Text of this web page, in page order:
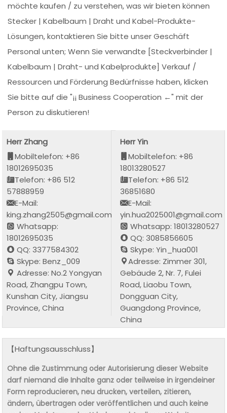
möchte kaufen / zu verstehen, was wir bieten können
Stecker | Kabelbaum | Draht und Kabel-Produkte-
Lösungen, kontaktieren Sie bitte unser Geschäft
Personal unten; Wenn Sie verwandte [Steckverbinder |
Kabelbaum | Draht- und Kabelprodukte] Verkauf /
Ressourcen und Förderung Bedürfnisse haben, klicken
Sie bitte auf die "¡¡ Business Cooperation ←" mit der
Person zu diskutieren!
Herr Zhang
Mobiltelefon: +86
18012695035
Telefon: +86 512
57888959
E-Mail:
king.zhang2505@gmail.com
Whatsapp:
18012695035
QQ: 3377584302
Skype: Benz_009
Adresse: No.2 Yongyan
Road, Zhangpu Town,
Kunshan City, Jiangsu
Province, China
Herr Yin
Mobiltelefon: +86
18013280527
Telefon: +86 512
36851680
E-Mail:
yin.hua2025001@gmail.com
Whatsapp: 18013280527
QQ: 3085856605
Skype: Yin_hua001
Adresse: Zimmer 301,
Gebäude 2, Nr. 7, Fulei
Road, Liaobu Town,
Dongguan City,
Guangdong Province,
China
【Haftungsausschluss】
Ohne die Zustimmung oder Autorisierung dieser Website
darf niemand die Inhalte ganz oder teilweise in irgendeiner
Form reproducieren, neu drucken, verteilen, zitieren,
ändern, übertragen oder veröffentlichen und auch keine